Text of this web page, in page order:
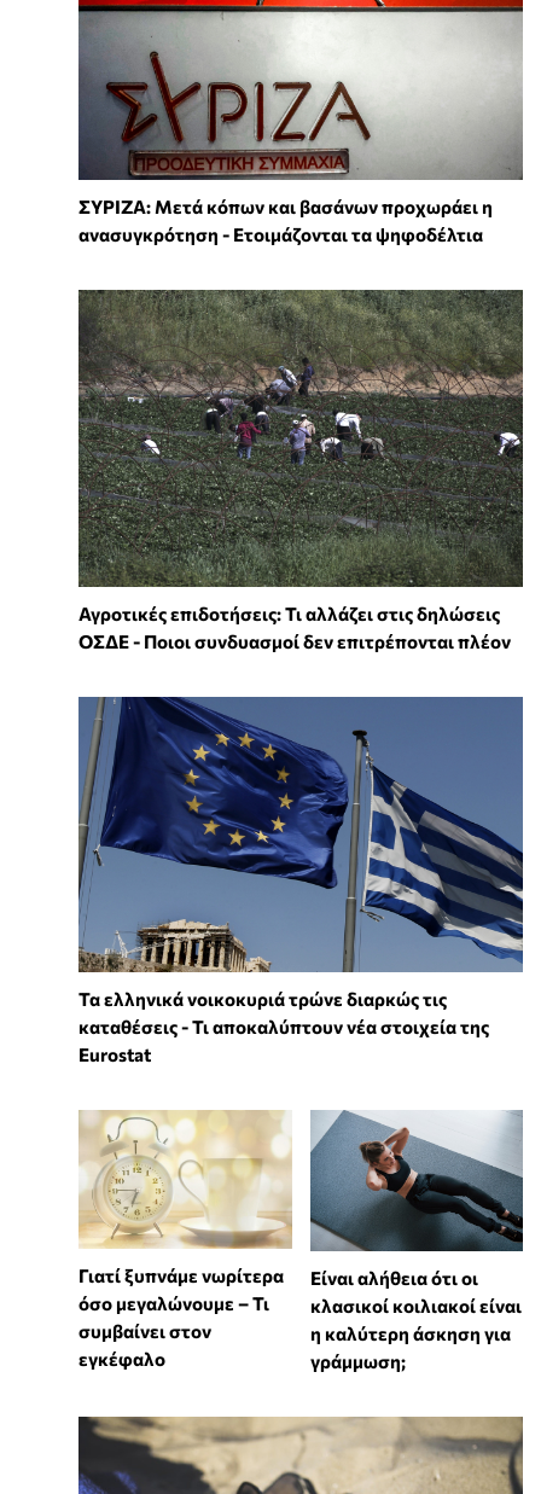
ΣΥΡΙΖΑ: Μετά κόπων και βασάνων προχωράει η
ανασυγκρότηση - Ετοιμάζονται τα ψηφοδέλτια
Αγροτικές επιδοτήσεις: Τι αλλάζει στις δηλώσεις
ΟΣΔΕ - Ποιοι συνδυασμοί δεν επιτρέπονται πλέον
Τα ελληνικά νοικοκυριά τρώνε διαρκώς τις
καταθέσεις - Τι αποκαλύπτουν νέα στοιχεία της
Eurostat
Γιατί ξυπνάμε νωρίτερα
όσο μεγαλώνουμε – Τι
συμβαίνει στον
εγκέφαλο
Είναι αλήθεια ότι οι
κλασικοί κοιλιακοί είναι
η καλύτερη άσκηση για
γράμμωση;